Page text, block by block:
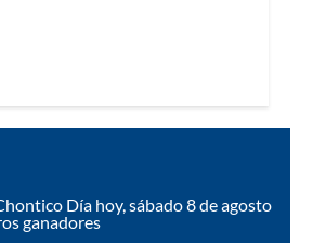
Día hoy, sábado 8 de agosto
ganadores